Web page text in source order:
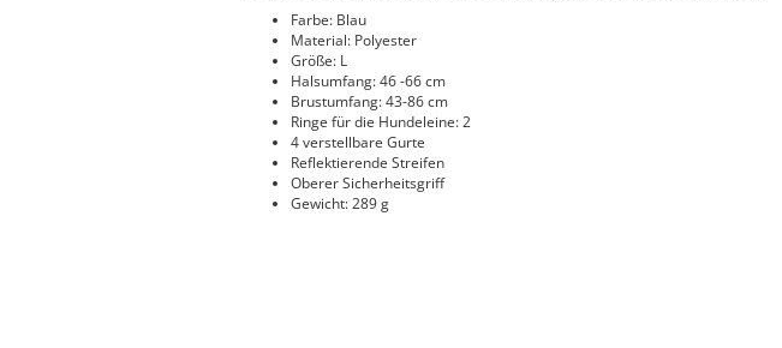
Farbe: Blau
Material: Polyester
Größe: L
Halsumfang: 46 -66 cm
Brustumfang: 43-86 cm
Ringe für die Hundeleine: 2
4 verstellbare Gurte
Reflektierende Streifen
Oberer Sicherheitsgriff
Gewicht: 289 g